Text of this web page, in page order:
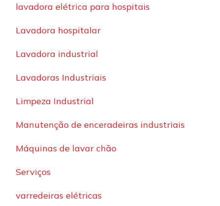
lavadora elétrica para hospitais
Lavadora hospitalar
Lavadora industrial
Lavadoras Industriais
Limpeza Industrial
Manutenção de enceradeiras industriais
Máquinas de lavar chão
Serviços
varredeiras elétricas